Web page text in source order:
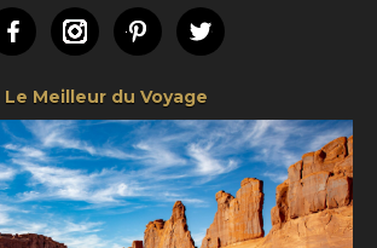
FacebookInstagramPinterestTwitter
Le Meilleur du Voyage